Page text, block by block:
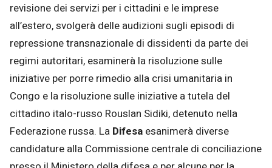
revisione dei servizi per i cittadini e le imprese
all’estero, svolgerà delle audizioni sugli episodi di
repressione transnazionale di dissidenti da parte dei
regimi autoritari, esaminerà la risoluzione sulle
iniziative per porre rimedio alla crisi umanitaria in
Congo e la risoluzione sulle iniziative a tutela del
cittadino italo-russo Rouslan Sidiki, detenuto nella
Federazione russa. La Difesa esanimerà diverse
candidature alla Commissione centrale di conciliazione